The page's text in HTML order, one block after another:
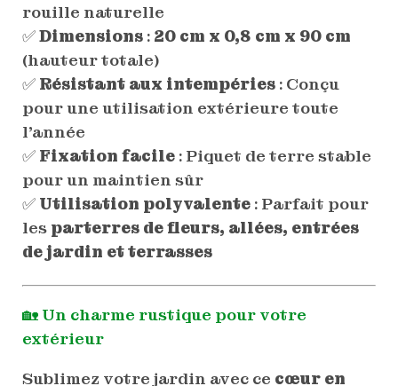
rouille naturelle
✅Dimensions: 20 cm x 0,8 cm x 90 cm
(hauteur totale)
✅ Résistant aux intempéries: Conçu
pour une utilisation extérieure toute
l’année
✅ Fixation facile: Piquet de terre stable
pour un maintien sûr
✅ Utilisation polyvalente: Parfait pour
les parterres de fleurs, allées, entrées
de jardin et terrasses
🏡 Un charme rustique pour votre
extérieur
Sublimez votre jardin avec ce cœur en